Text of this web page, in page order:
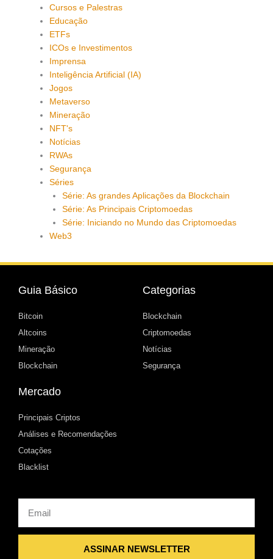
Cursos e Palestras
Educação
ETFs
ICOs e Investimentos
Imprensa
Inteligência Artificial (IA)
Jogos
Metaverso
Mineração
NFT's
Notícias
RWAs
Segurança
Séries
Série: As grandes Aplicações da Blockchain
Série: As Principais Criptomoedas
Série: Iniciando no Mundo das Criptomoedas
Web3
Guia Básico
Bitcoin
Altcoins
Mineração
Blockchain
Categorias
Blockchain
Criptomoedas
Notícias
Segurança
Mercado
Principais Criptos
Análises e Recomendações
Cotações
Blacklist
ASSINAR NEWSLETTER